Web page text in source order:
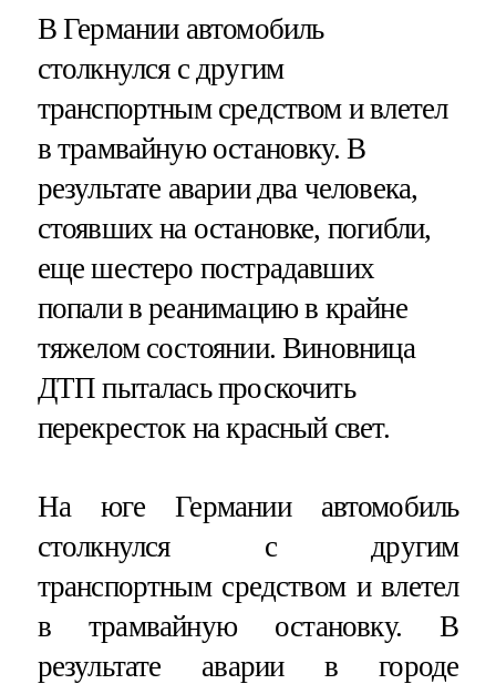
В Германии автомобиль
столкнулся с другим
транспортным средством и влетел
в трамвайную остановку. В
результате аварии два человека,
стоявших на остановке, погибли,
еще шестеро пострадавших
попали в реанимацию в крайне
тяжелом состоянии. Виновница
ДТП пыталась проскочить
перекресток на красный свет.
На юге Германии автомобиль
столкнулся с другим
транспортным средством и влетел
в трамвайную остановку. В
результате аварии в городе